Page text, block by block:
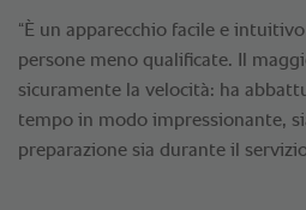
“È un apparecchio facile e
persone meno qualificate. Il
sicuramente la velocità: ha
tempo in modo impressionante,
preparazione sia durante il